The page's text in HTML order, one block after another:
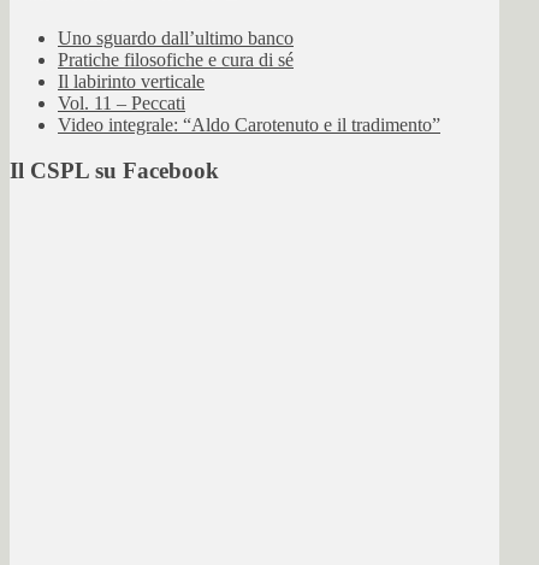
Uno sguardo dall’ultimo banco
Pratiche filosofiche e cura di sé
Il labirinto verticale
Vol. 11 – Peccati
Video integrale: “Aldo Carotenuto e il tradimento”
Il CSPL su Facebook